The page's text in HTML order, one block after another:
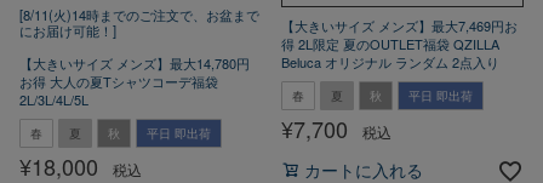
[8/11(火)14時までのご注文で、お盆まで
にお届け可能！]
【大きいサイズ メンズ】最大14,780円
お得 大人の夏Tシャツコーデ福袋
2L/3L/4L/5L
春 夏 秋 平日 即出荷
¥18,000 税込
【大きいサイズ メンズ】最大7,469円お
得 2L限定 夏のOUTLET福袋 QZILLA
Beluca オリジナル ランダム 2点入り
春 夏 秋 平日 即出荷
¥7,700 税込
カートに入れる